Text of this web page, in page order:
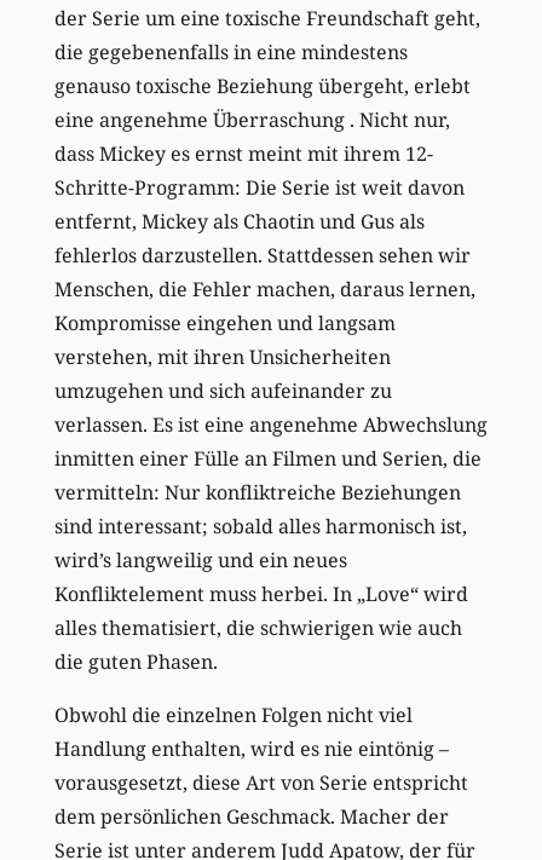
der Serie um eine toxische Freundschaft geht,
die gegebenenfalls in eine mindestens
genauso toxische Beziehung übergeht, erlebt
eine angenehme Überraschung . Nicht nur,
dass Mickey es ernst meint mit ihrem 12-
Schritte-Programm: Die Serie ist weit davon
entfernt, Mickey als Chaotin und Gus als
fehlerlos darzustellen. Stattdessen sehen wir
Menschen, die Fehler machen, daraus lernen,
Kompromisse eingehen und langsam
verstehen, mit ihren Unsicherheiten
umzugehen und sich aufeinander zu
verlassen. Es ist eine angenehme Abwechslung
inmitten einer Fülle an Filmen und Serien, die
vermitteln: Nur konfliktreiche Beziehungen
sind interessant; sobald alles harmonisch ist,
wird’s langweilig und ein neues
Konfliktelement muss herbei. In „Love“ wird
alles thematisiert, die schwierigen wie auch
die guten Phasen.
Obwohl die einzelnen Folgen nicht viel
Handlung enthalten, wird es nie eintönig –
vorausgesetzt, diese Art von Serie entspricht
dem persönlichen Geschmack. Macher der
Serie ist unter anderem Judd Apatow, der für